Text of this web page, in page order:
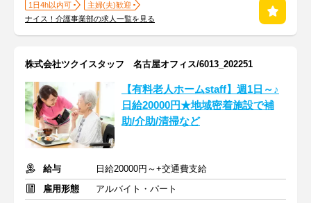
1日4h以内可
主婦(夫)歓迎
ナイス！介護事業部の求人一覧を見る
株式会社ツクイスタッフ 名古屋オフィス/6013_202251
【有料老人ホームstaff】週1日～♪
日給20000円★地域密着施設で補
助/介助/清掃など
給与
日給20000円～+交通費支給
雇用形態
アルバイト・パート